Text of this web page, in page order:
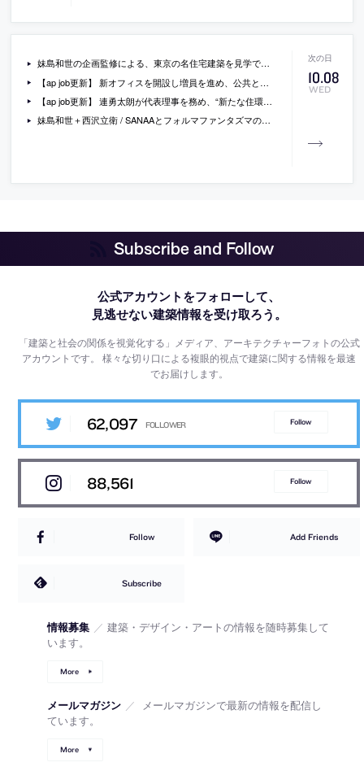
10.08
WED
妹島和世の企画監修による、東京の名住宅建築を見学できる「TOKYO HOUSE TOUR」が開催。東孝光の「塔の家」、伊東豊雄の「花小金井の家」「小金井の家」が対象。アートウィーク東京の一環として実施
【ap job更新】 新オフィスを開設し増員を進め、公共と民間の多様な建築にチームで挑む「共同設計」が、意匠・構造・設備・BIM・CG・広報・営業を募集中
【ap job更新】 連勇太朗が代表理事を務め、“新たな住環境モデル”の発明を目指す「CHAr」が、設計スタッフ（2025年新卒・既卒・経験者）を募集中
妹島和世＋西沢立衛 / SANAAとフォルマファンタズマの会場デザインによる展覧会「ブルガリ カレイドス 色彩・文化・技巧」。国立新美術館で開催。光・色彩・反射が来場者を発見の旅へと誘い、クラフツマンシップと文化の深遠さを解き明かす空間を志向。カラカラ浴場のモザイクのパターンと東京のイチョウの葉の形に着想を得てデザイン
Subscribe and Follow
公式アカウントをフォローして、
見逃せない建築情報を受け取ろう。
「建築と社会の関係を視覚化する」メディア、アーキテクチャーフォトの公式
アカウントです。様々な切り口による複眼的視点で建築に関する情報を最速
でお届けします。
62,097 Follow
88,561 Follow
Follow Add Friends
Subscribe
情報募集 ／ 建築・デザイン・アートの情報を随時募集して
います。
More
メールマガジン ／
メールマガジンで最新の情報を配信し
ています。
More